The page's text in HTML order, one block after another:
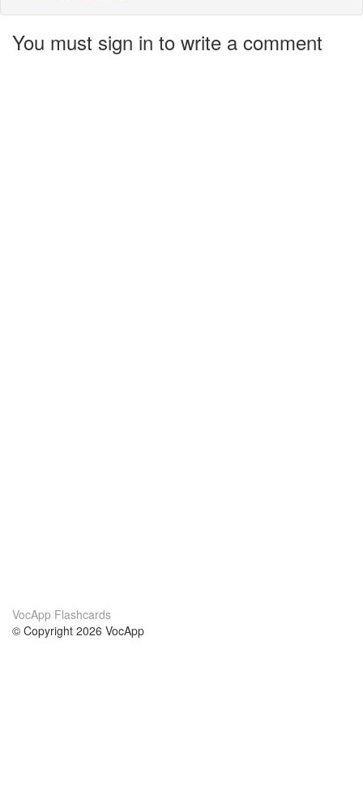
You must sign in to write a comment
VocApp Flashcards
© Copyright 2026 VocApp